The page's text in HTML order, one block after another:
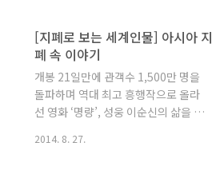
원을 위한 동반성장협력 협약’을 27일
체결한다고 밝혔다. 이번 협약으로 캠
코는 IBK기업은행에 120억원을 예탁
하고, IBK기업은행은 예..
[지폐로 보는 세계인물] 아시아 지
폐 속 이야기
개봉 21일만에 관객수 1,500만 명을
돌파하며 역대 최고 흥행작으로 올라
선 영화 ‘명량’, 성웅 이순신의 삶을 드
나 다양한 패러디와 감상평으로 끊임
2014. 8. 27.